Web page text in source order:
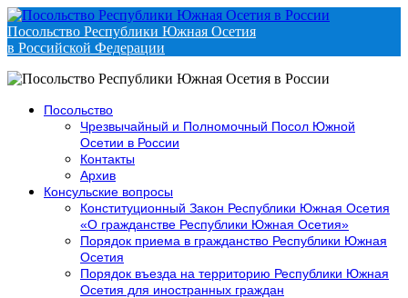
Посольство Республики Южная Осетия
в Российской Федерации
Посольство
Чрезвычайный и Полномочный Посол Южной
Осетии в России
Контакты
Архив
Консульские вопросы
Конституционный Закон Республики Южная Осетия
«О гражданстве Республики Южная Осетия»
Порядок приема в гражданство Республики Южная
Осетия
Порядок въезда на территорию Республики Южная
Осетия для иностранных граждан